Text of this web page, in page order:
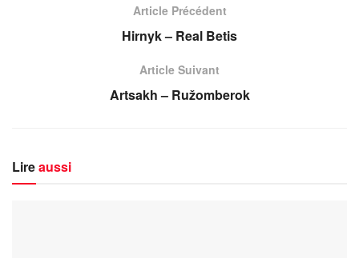
Article Précédent
Hirnyk – Real Betis
Article Suivant
Artsakh – Ružomberok
Lireaussi